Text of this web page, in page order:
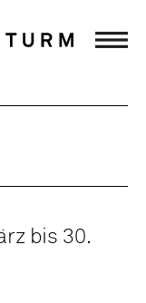
bis 30.